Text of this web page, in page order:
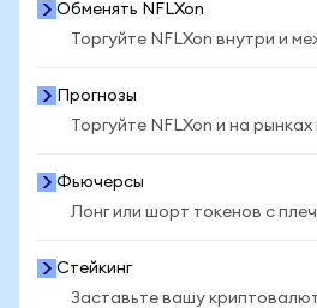
Обменять NFLXon
Торгуйте NFLXon внутри и
Прогнозы
Торгуйте NFLXon и на
Фьючерсы
Лонг или шорт токенов с
Стейкинг
Заставьте вашу